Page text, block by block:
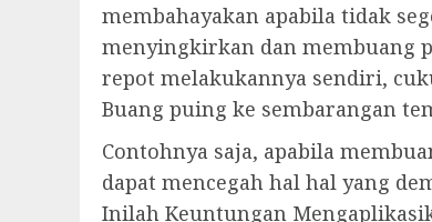
membahayakan apabila tidak
menyingkirkan dan membuang
repot melakukannya sendiri,
Buang puing ke sembarangan
Contohnya saja, apabila
dapat mencegah hal hal yang
Inilah Keuntungan